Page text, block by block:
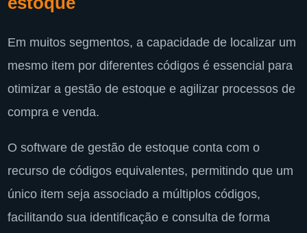
Em muitos segmentos, a capacidade de localizar um
mesmo item por diferentes códigos é essencial para
otimizar a gestão de estoque e agilizar processos de
compra e venda.
O software de gestão de estoque conta com o
recurso de códigos equivalentes, permitindo que um
único item seja associado a múltiplos códigos,
facilitando sua identificação e consulta de forma